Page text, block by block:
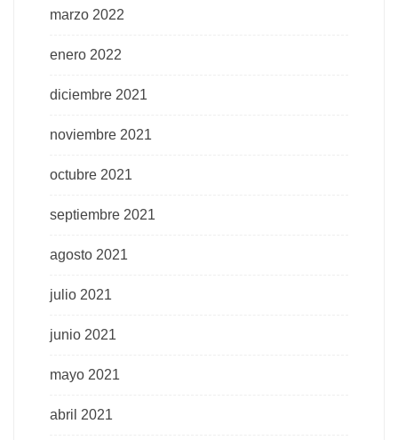
marzo 2022
enero 2022
diciembre 2021
noviembre 2021
octubre 2021
septiembre 2021
agosto 2021
julio 2021
junio 2021
mayo 2021
abril 2021